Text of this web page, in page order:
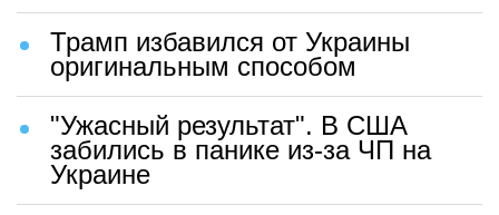
Трамп избавился от Украины
оригинальным способом
"Ужасный результат". В США
забились в панике из-за ЧП на
Украине